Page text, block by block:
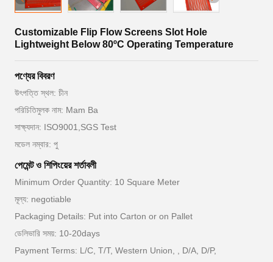
Customizable Flip Flow Screens Slot Hole
Lightweight Below 80ºC Operating Temperature
পণ্যের বিবরণ
উৎপত্তি স্থল: চীন
পরিচিতিমুলক নাম: Mam Ba
সাক্ষ্যদান: ISO9001,SGS Test
মডেল নম্বার: পু
পেমেন্ট ও শিপিংয়ের শর্তাবলী
Minimum Order Quantity: 10 Square Meter
মূল্য: negotiable
Packaging Details: Put into Carton or on Pallet
ডেলিভারি সময়: 10-20days
Payment Terms: L/C, T/T, Western Union, , D/A, D/P,